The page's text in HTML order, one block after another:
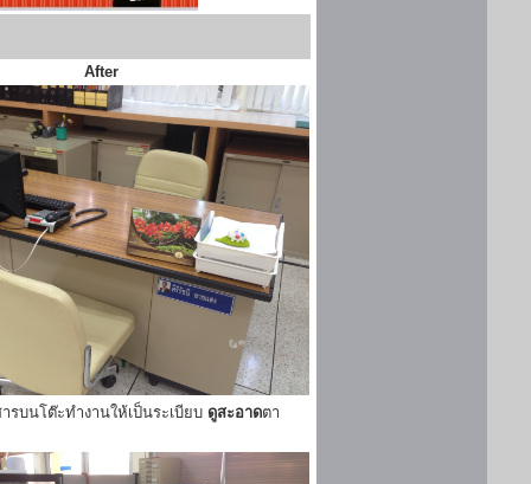
After
ารบนโต๊ะทำงานให้เป็นระเบียบ ดูสะอาดตา